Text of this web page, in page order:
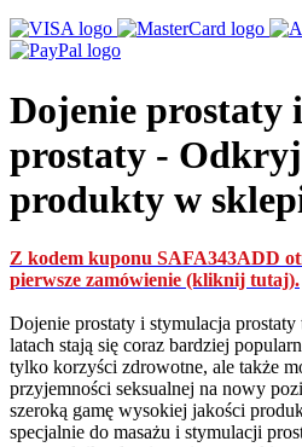
Dojenie prostaty
prostaty -
produkty w
Z kodem kuponu SAFA343ADD
pierwsze zamówienie (kliknij tutaj).
Dojenie prostaty i stymulacja
latach stają się coraz bardziej
tylko korzyści zdrowotne, ale także
przyjemności seksualnej na nowy
szeroką gamę wysokiej jakości
specjalnie do masażu i stymulacji